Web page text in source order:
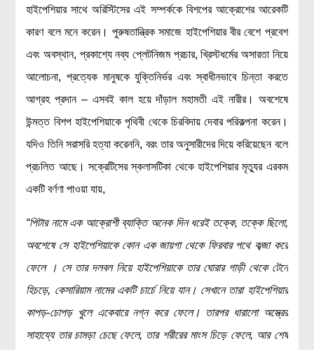
হাইপেশিয়ার সাথে অরিস্টিসের এই সম্পর্ককে বিশপের আক্রোশের আরেকটি
কারণ বলে মনে করেন। পুরুষতান্ত্রিক সমাজে হাইপেশিয়ার বীর বেশে প্রবেশ
এবং অবস্থান, প্রকাশ্যে নব্য প্লেটনিজম প্রচার, খ্রিস্টধর্মের অসারতা নিয়ে
আলোচনা, প্রত্যেক মানুষকে যুক্তিনির্ভর এবং স্বাধীনভাবে চিন্তা করতে
আগ্রহ প্রদান – এসবই কাল হয়ে দাঁড়াল মহামতী এই নারীর। অবশেষে
উন্মত্ত বিশপ হাইপেশিয়াকে পৃথিবী থেকে চিরবিদায় দেবার পরিকল্পনা করেন।
যদিও তিনি সরাসরি হত্যা করেননি, বরং তার অনুসারীদের দিয়ে করিয়েছেন বলে
প্রচলিত আছে। সক্রেটিসের স্কলাসটিকা থেকে হাইপেশিয়ার মৃত্যুর এরকম
একটি বর্ণণা পাওয়া যায়,
“পিটার নামে এক আক্রোশী ব্যাক্তি অনেক দিন ধরেই তক্কে, তক্কে ছিলো,
অবশেষে সে হাইপেশিয়াকে কোন এক জায়গা থেকে ফিরবার পথে কব্জা করে
ফেলে । সে তার দলবল নিয়ে হাইপেশিয়াকে তার ঘোরার গাড়ী থেকে টেনে
হিচড়ে, কেসারিয়াম নামের একটি চার্চে নিয়ে যান। সেখানে তারা হাইপেশিয়ার
কাপড়-চোপড় খুলে একেবারে নগ্ন করে ফেলে। তারপর ধারালো অস্ত্রের
সাহায্যে তার চামড়া চেছে ফেলে, তার শরীরের মাংস চিড়ে ফেলে, আর শেষ